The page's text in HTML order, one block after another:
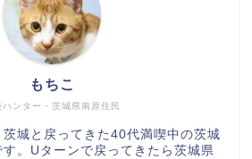
ハンター・茨城県南原住民
もちこ
城と戻ってきた40代満喫中の茨城
。Uターンで戻ってきたら茨城県